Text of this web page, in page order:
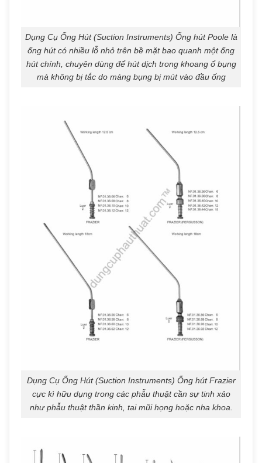
Dụng Cụ Ống Hút (Suction Instruments) Ống hút Poole là
ống hút có nhiều lỗ nhỏ trên bề mặt bao quanh một ống
hút chính, chuyên dùng để hút dịch trong khoang ổ bụng
mà không bị tắc do màng bụng bị mút vào đầu ống
Dụng Cụ Ống Hút (Suction Instruments) Ống hút Frazier
cực kì hữu dụng trong các phẫu thuật cần sự tinh xảo
như phẫu thuật thần kinh, tai mũi họng hoặc nha khoa.